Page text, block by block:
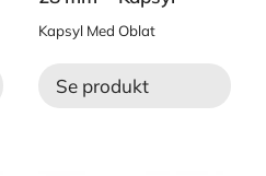
Kapsyl Med Oblat
Se produkt